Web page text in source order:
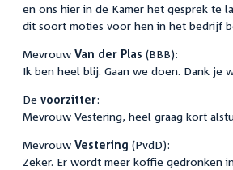
en ons hier in de Kamer het gesprek te
dit soort moties voor hen in het bedrijf
Mevrouw Van der Plas (BBB):
Ik ben heel blij. Gaan we doen. Dank je
De voorzitter:
Mevrouw Vestering, heel graag kort
Mevrouw Vestering (PvdD):
Zeker. Er wordt meer koffie gedronken